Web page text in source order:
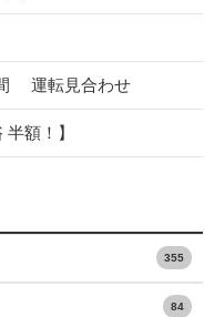
間 運転見合わせ
額！】
355
84